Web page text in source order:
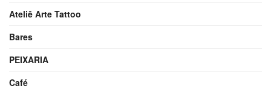
Ateliê Arte Tattoo
Bares
PEIXARIA
Café